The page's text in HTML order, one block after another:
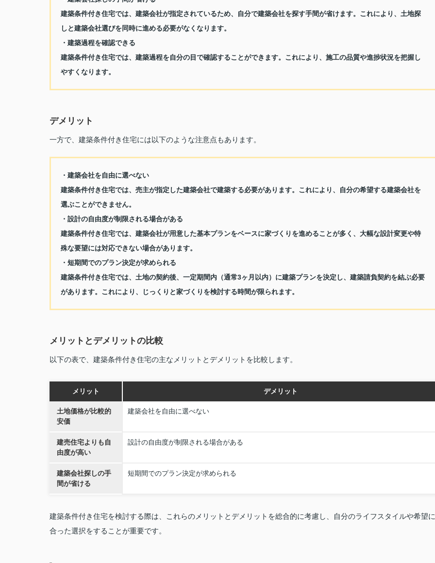
建築条件付き住宅では、建築会社が指定されているため、自分で建築会社を探す手間が省けます。これにより、土地探
しと建築会社選びを同時に進める必要がなくなります。
・建築過程を確認できる
建築条件付き住宅では、建築過程を自分の目で確認することができます。これにより、施工の品質や進捗状況を把握し
やすくなります。
デメリット
一方で、建築条件付き住宅には以下のような注意点もあります。
・建築会社を自由に選べない
建築条件付き住宅では、売主が指定した建築会社で建築する必要があります。これにより、自分の希望する建築会社を
選ぶことができません。
・設計の自由度が制限される場合がある
建築条件付き住宅では、建築会社が用意した基本プランをベースに家づくりを進めることが多く、大幅な設計変更や特
殊な要望には対応できない場合があります。
・短期間でのプラン決定が求められる
建築条件付き住宅では、土地の契約後、一定期間内（通常3ヶ月以内）に建築プランを決定し、建築請負契約を結ぶ必要
があります。これにより、じっくりと家づくりを検討する時間が限られます。
メリットとデメリットの比較
以下の表で、建築条件付き住宅の主なメリットとデメリットを比較します。
メリット デメリット
土地価格が比較的
安価
建築会社を自由に選べない
建売住宅よりも自
由度が高い
設計の自由度が制限される場合がある
建築会社探しの手
間が省ける
短期間でのプラン決定が求められる
建築条件付き住宅を検討する際は、これらのメリットとデメリットを総合的に考慮し、自分のライフスタイルや希望に
合った選択をすることが重要です。